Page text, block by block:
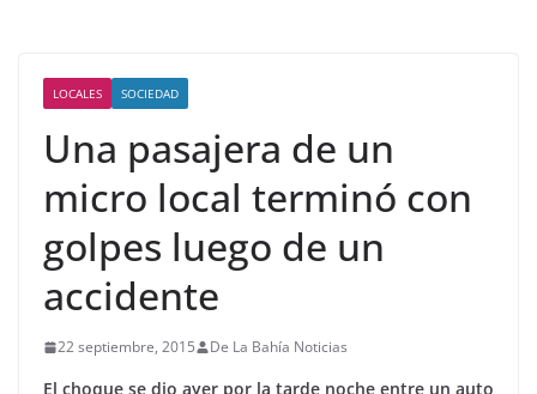
LOCALES SOCIEDAD
Una pasajera de un
micro local terminó con
golpes luego de un
accidente
22 septiembre, 2015 De La Bahía Noticias
El choque se dio ayer por la tarde noche entre un auto